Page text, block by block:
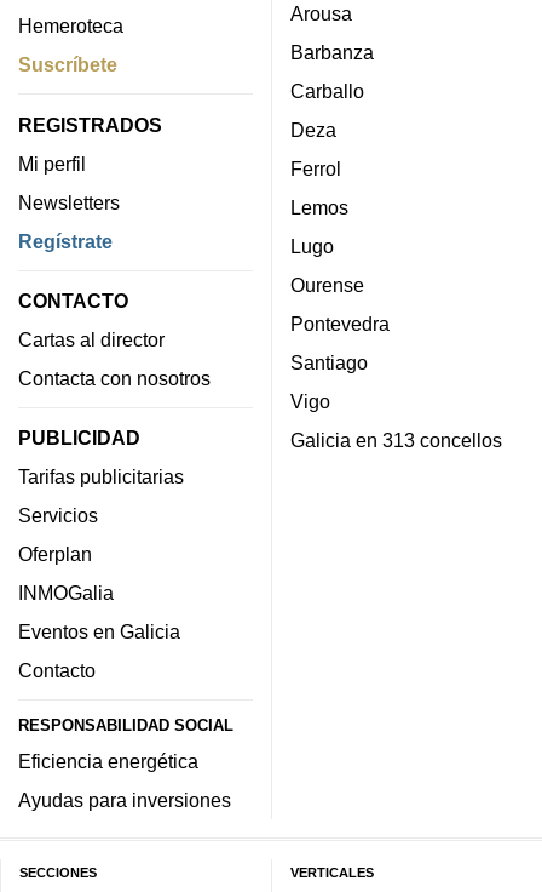
Hemeroteca
Suscríbete
REGISTRADOS
Mi perfil
Newsletters
Regístrate
CONTACTO
Cartas al director
Contacta con nosotros
PUBLICIDAD
Tarifas publicitarias
Servicios
Oferplan
INMOGalia
Eventos en Galicia
Contacto
RESPONSABILIDAD SOCIAL
Eficiencia energética
Ayudas para inversiones
Arousa
Barbanza
Carballo
Deza
Ferrol
Lemos
Lugo
Ourense
Pontevedra
Santiago
Vigo
Galicia en 313 concellos
SECCIONES VERTICALES